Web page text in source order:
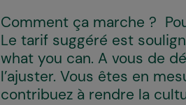
Comment ça marche ?
Le tarif suggéré est
what you can. A vous de
l’ajuster. Vous êtes en
contribuez à rendre la